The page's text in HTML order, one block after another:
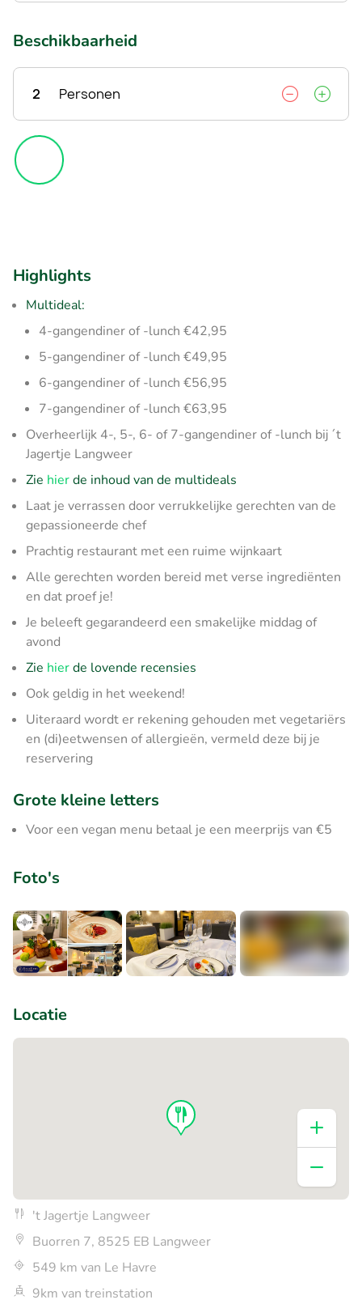
Beschikbaarheid
2 Personen
Highlights
Multideal:
4-gangendiner of -lunch €42,95
5-gangendiner of -lunch €49,95
6-gangendiner of -lunch €56,95
7-gangendiner of -lunch €63,95
Overheerlijk 4-, 5-, 6- of 7-gangendiner of -lunch bij ´t
Jagertje Langweer
Zie hierde inhoud van de multideals
Laat je verrassen door verrukkelijke gerechten van de
gepassioneerde chef
Prachtig restaurant met een ruime wijnkaart
Alle gerechten worden bereid met verse ingrediënten
en dat proef je!
Je beleeft gegarandeerd een smakelijke middag of
avond
Zie hierde lovende recensies
Ook geldig in het weekend!
Uiteraard wordt er rekening gehouden met vegetariërs
en (di)eetwensen of allergieën, vermeld deze bij je
reservering
Grote kleine letters
Voor een vegan menu betaal je een meerprijs van €5
Foto's
Locatie
't Jagertje Langweer
Buorren 7, 8525 EB Langweer
549 km van Le Havre
9km van treinstation